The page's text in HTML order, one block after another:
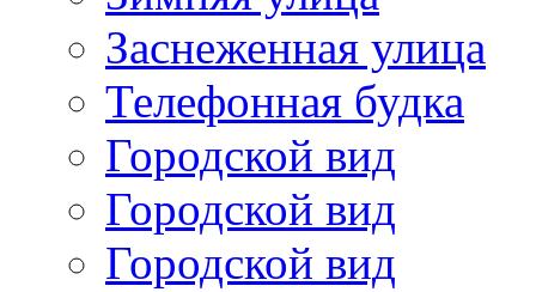
Заснеженная улица
Телефонная будка
Городской вид
Городской вид
Городской вид